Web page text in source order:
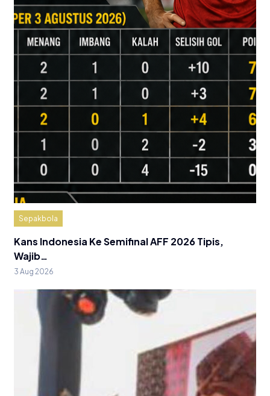
Sepakbola
Kans Indonesia Ke Semifinal AFF 2026 Tipis,
Wajib…
3 Aug 2026